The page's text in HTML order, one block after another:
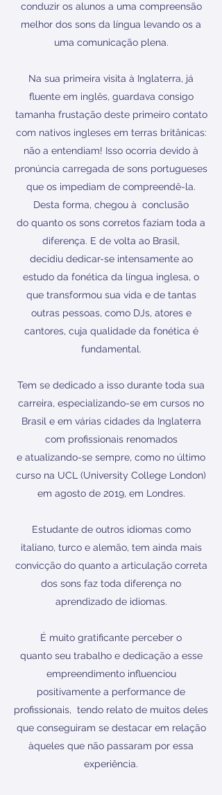
conduzir os alunos a uma compreensão
melhor dos sons da língua levando os a
uma comunicação plena.
Na sua primeira visita à Inglaterra, já
fluente em inglês, guardava consigo
tamanha frustação deste primeiro contato
com nativos ingleses em terras britânicas:
não a entendiam! Isso ocorria devido à
pronúncia carregada de sons portugueses
que os impediam de compreendê-la.
Desta forma, chegou à conclusão
do quanto os sons corretos faziam toda a
diferença. E de volta ao Brasil,
decidiu dedicar-se intensamente ao
estudo da fonética da língua inglesa, o
que transformou sua vida e de tantas
outras pessoas, como DJs, atores e
cantores, cuja qualidade da fonética é
fundamental.
Tem se dedicado a isso durante toda sua
carreira, especializando-se em cursos no
Brasil e em várias cidades da Inglaterra
com profissionais renomados
e atualizando-se sempre, como no último
curso na UCL (University College London)
em agosto de 2019, em Londres.
Estudante de outros idiomas como
italiano, turco e alemão, tem ainda mais
convicção do quanto a articulação correta
dos sons faz toda diferença no
aprendizado de idiomas.
É muito gratificante perceber o
quanto seu trabalho e dedicação a esse
empreendimento influenciou
positivamente a performance de
profissionais, tendo relato de muitos deles
que conseguiram se destacar em relação
àqueles que não passaram por essa
experiência.